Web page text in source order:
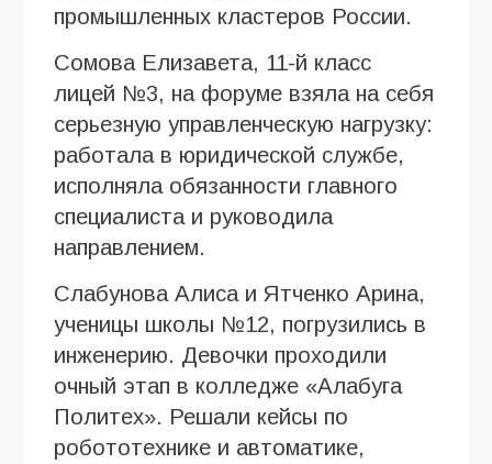
промышленных кластеров России.
Сомова Елизавета, 11-й класс
лицей №3, на форуме взяла на себя
серьезную управленческую нагрузку:
работала в юридической службе,
исполняла обязанности главного
специалиста и руководила
направлением.
Слабунова Алиса и Ятченко Арина,
ученицы школы №12, погрузились в
инженерию. Девочки проходили
очный этап в колледже «Алабуга
Политех». Решали кейсы по
робототехнике и автоматике,